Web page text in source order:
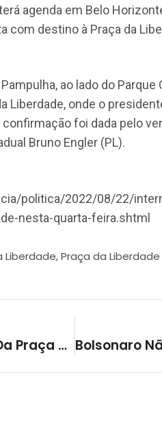
agenda em Belo
com destino à Praça da
ao lado do Parque
Liberdade, onde o
foi dada pelo
Bruno Engler (PL).
politica/2022/08/22/
nesta-quarta-feira.shtml
Liberdade, Praça da
Bolsonaro Vai Discursar Da Praça Da Liberdade Nesta Quarta-Feira 23-08-2022